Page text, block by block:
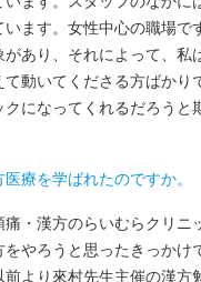
ます。女性中心の職場で
あり、それによって、私
動いてくださる方ばかり
になってくれるだろうと
を学ばれたのですか。
・漢方のらいむらクリニ
やろうと思ったきっかけ
より來村先生主催の漢方